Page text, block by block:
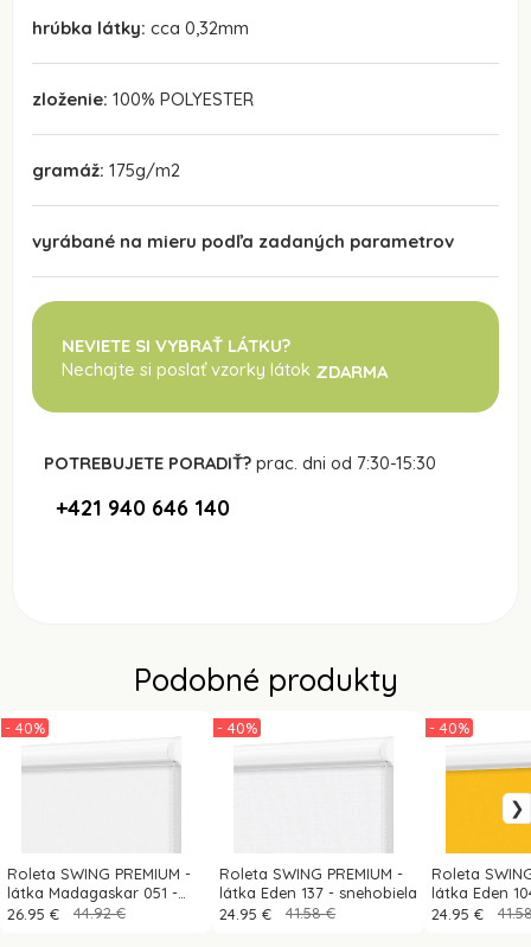
hrúbka látky: cca 0,32mm
zloženie: 100% POLYESTER
gramáž: 175g/m2
vyrábané na mieru podľa zadaných parametrov
NEVIETE SI VYBRAŤ LÁTKU?
Nechajte si poslať vzorky látok ZDARMA
POTREBUJETE PORADIŤ? prac. dni od 7:30-15:30
+421 940 646 140
Podobné produkty
Roleta SWING PREMIUM -
látka Madagaskar 051 -
biela - (zatemňujúca)
- 40%
26.95 € 44.92 €
Roleta SWING PREMIUM -
látka Eden 137 - snehobiela
- 40%
24.95 € 41.58 €
Roleta
látka Eden
- 40%
24.95 €